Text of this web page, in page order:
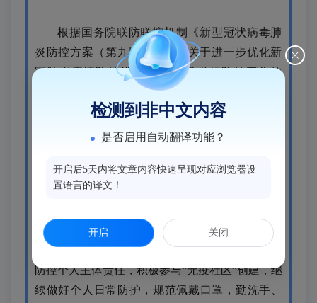
根据国务院联防联控机制《新型冠状病毒肺
炎防控方案（第九版）》、《关于进一步优化新
冠肺炎疫情防控措施 科学精准做好防控工作的
通知》（联防联控机制综发〔2022〕101号）相
关规定，经专家研判和县新型冠状病毒感染肺炎
疫情防控指挥部决定。
自11月26日12时起将荆溪镇凤翔公馆A3栋由
高风险区调整为低风险区。
当前疫情防控形势依然严峻，请广大市民严
格遵守属地疫情防控指挥部防控要求，压实疫情
防控个人主体责任，积极参与“无疫社区”创建，继
续做好个人日常防护，规范佩戴口罩，勤洗手、
检测到非中文内容
是否启用自动翻译功能？
开启后5天内将文章内容快速呈现对应浏览器设
置语言的译文！
开启 关闭